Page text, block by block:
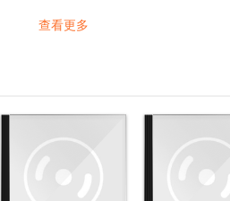
查看更多